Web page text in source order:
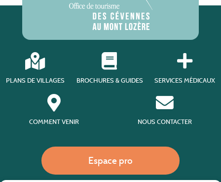
PLANS DE VILLAGES BROCHURES & GUIDES SERVICES MÉDICAUX
COMMENT VENIR NOUS CONTACTER
Espace pro